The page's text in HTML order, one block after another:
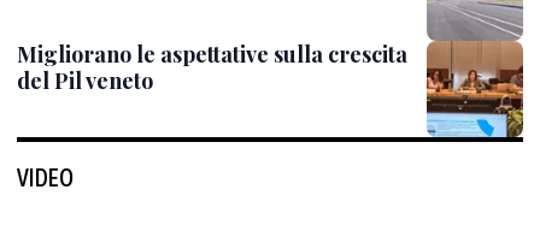
Migliorano le aspettative sulla crescita
del Pil veneto
VIDEO